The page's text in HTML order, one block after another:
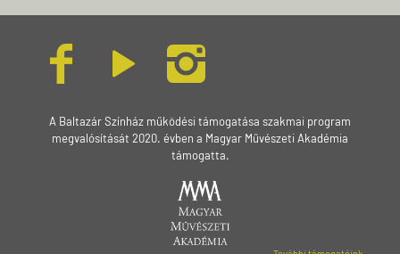
A Baltazár Színház működési támogatása szakmai program
megvalósítását 2020. évben a Magyar Művészeti Akadémia
támogatta.